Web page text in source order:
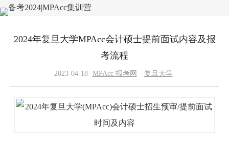
2024年复旦大学MPAcc会计硕士提前面试内容及报
考流程
2023-04-18 MPAcc 报考网 复旦大学